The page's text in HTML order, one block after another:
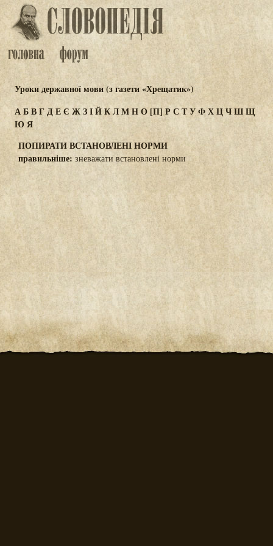
Уроки державної мови (з газети «Хрещатик»)
АБВГДЕЄ ЖЗІЙКЛМНО[П] РСТУФХЦЧШЩ
Ю Я
ПОПИРАТИ ВСТАНОВЛЕНІ НОРМИ
правильніше: зневажати встановлені норми